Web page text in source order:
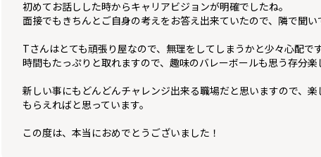
初めてお話しした時からキャリアビジョンが明確でしたね。
面接でもきちんとご自身の考えをお答え出来ていたので、隣で聞い
Tさんはとても頑張り屋なので、無理をしてしまうかと少々心配で
時間もたっぷりと取れますので、趣味のバレーボールも思う存分楽
新しい事にもどんどんチャレンジ出来る職場だと思いますので、楽
もらえればと思っています。
この度は、本当におめでとうございました！